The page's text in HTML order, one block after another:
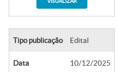
Tipo publicação Edital
Data 10/12/2025